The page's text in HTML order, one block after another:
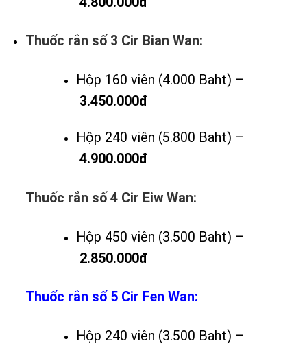
Thuốc rắn số 3 Cir Bian Wan:
Hộp 160 viên (4.000 Baht) –
3.450.000đ
Hộp 240 viên (5.800 Baht) –
4.900.000đ
Thuốc rắn số 4 Cir Eiw Wan:
Hộp 450 viên (3.500 Baht) –
2.850.000đ
Thuốc rắn số 5 Cir Fen Wan:
Hộp 240 viên (3.500 Baht) –